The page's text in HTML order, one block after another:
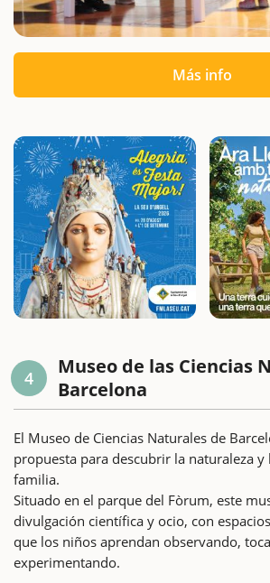
Más info
4
Museo de las Ciencias
Barcelona
El Museo de Ciencias Naturales de
propuesta para descubrir la naturaleza y
familia.
Situado en el parque del Fòrum, este
divulgación científica y ocio, con
que los niños aprendan observando,
experimentando.